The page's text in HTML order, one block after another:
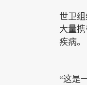
世卫
大量
疾病。
“这是